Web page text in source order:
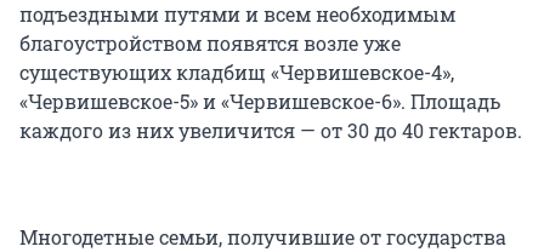
подъездными путями и всем необходимым
благоустройством появятся возле уже
существующих кладбищ «Червишевское-4»,
«Червишевское-5» и «Червишевское-6». Площадь
каждого из них увеличится — от 30 до 40 гектаров.
Многодетные семьи, получившие от государства